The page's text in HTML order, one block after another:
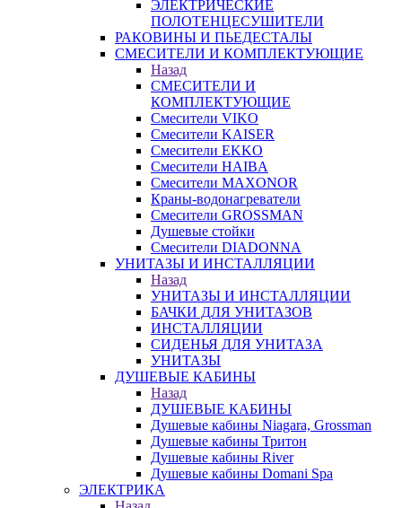
ЭЛЕКТРИЧЕСКИЕ
ПОЛОТЕНЦЕСУШИТЕЛИ
РАКОВИНЫ И ПЬЕДЕСТАЛЫ
СМЕСИТЕЛИ И КОМПЛЕКТУЮЩИЕ
Назад
СМЕСИТЕЛИ И
КОМПЛЕКТУЮЩИЕ
Смесители VIKO
Смесители KAISER
Смесители EKKO
Смесители HAIBA
Смесители MAXONOR
Краны-водонагреватели
Смесители GROSSMAN
Душевые стойки
Смесители DIADONNA
УНИТАЗЫ И ИНСТАЛЛЯЦИИ
Назад
УНИТАЗЫ И ИНСТАЛЛЯЦИИ
БАЧКИ ДЛЯ УНИТАЗОВ
ИНСТАЛЛЯЦИИ
СИДЕНЬЯ ДЛЯ УНИТАЗА
УНИТАЗЫ
ДУШЕВЫЕ КАБИНЫ
Назад
ДУШЕВЫЕ КАБИНЫ
Душевые кабины Niagara, Grossman
Душевые кабины Тритон
Душевые кабины River
Душевые кабины Domani Spa
ЭЛЕКТРИКА